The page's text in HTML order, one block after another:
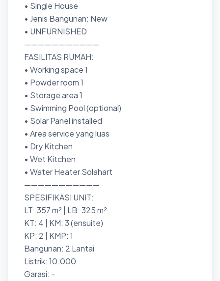
• Single House
• Jenis Bangunan: New
• UNFURNISHED
———————————
FASILITAS RUMAH:
• Working space 1
• Powder room 1
• Storage area 1
• Swimming Pool (optional)
• Solar Panel installed
• Area service yang luas
• Dry Kitchen
• Wet Kitchen
• Water Heater Solahart
———————————
SPESIFIKASI UNIT:
LT: 357 m² | LB: 325 m²
KT: 4 | KM: 3 (ensuite)
KP: 2 | KMP: 1
Bangunan: 2 Lantai
Listrik: 10.000
Garasi: -